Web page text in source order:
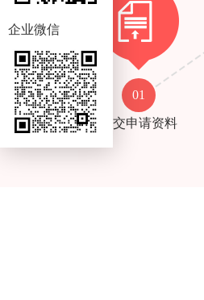
01
提交申请资料
企业微信